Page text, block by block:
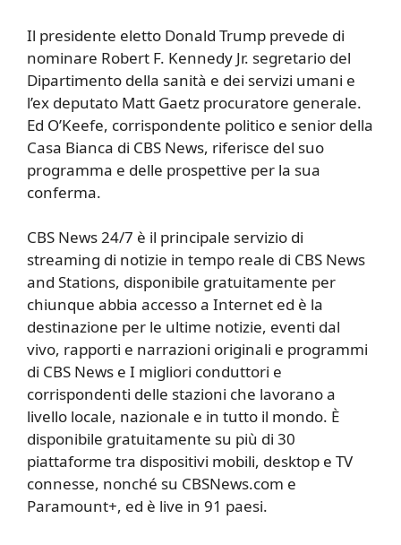
Il presidente eletto Donald Trump prevede di
nominare Robert F. Kennedy Jr. segretario del
Dipartimento della sanità e dei servizi umani e
l’ex deputato Matt Gaetz procuratore generale.
Ed O’Keefe, corrispondente politico e senior della
Casa Bianca di CBS News, riferisce del suo
programma e delle prospettive per la sua
conferma.
CBS News 24/7 è il principale servizio di
streaming di notizie in tempo reale di CBS News
and Stations, disponibile gratuitamente per
chiunque abbia accesso a Internet ed è la
destinazione per le ultime notizie, eventi dal
vivo, rapporti e narrazioni originali e programmi
di CBS News e I migliori conduttori e
corrispondenti delle stazioni che lavorano a
livello locale, nazionale e in tutto il mondo. È
disponibile gratuitamente su più di 30
piattaforme tra dispositivi mobili, desktop e TV
connesse, nonché su CBSNews.com e
Paramount+, ed è live in 91 paesi.